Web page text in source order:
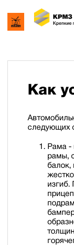
Как
следующих
Рама -
рамы,
балок,
изгиб.